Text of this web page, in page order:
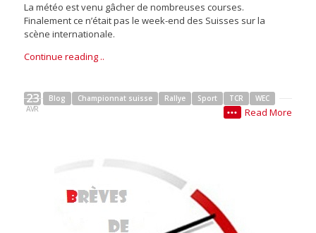
La météo est venu gâcher de nombreuses courses.
Finalement ce n’était pas le week-end des Suisses sur la
scène internationale.
Continue reading ..
23
AVR
Blog Championnat suisse Rallye Sport TCR WEC
Read More
•••